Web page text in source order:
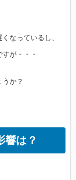
なっているし、
が・・・
か？
響は？